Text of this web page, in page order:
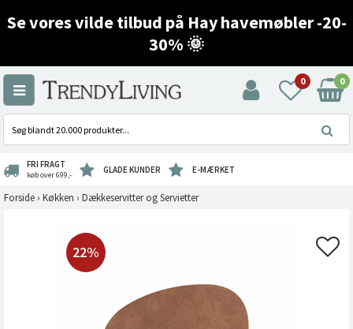
Se vores vilde tilbud på Hay havemøbler -20-
30% 🌞
0 0
FRI FRAGT
køb over 699,- GLADE KUNDER E-MÆRKET
Forside › Køkken › Dækkeservitter og Servietter
22%